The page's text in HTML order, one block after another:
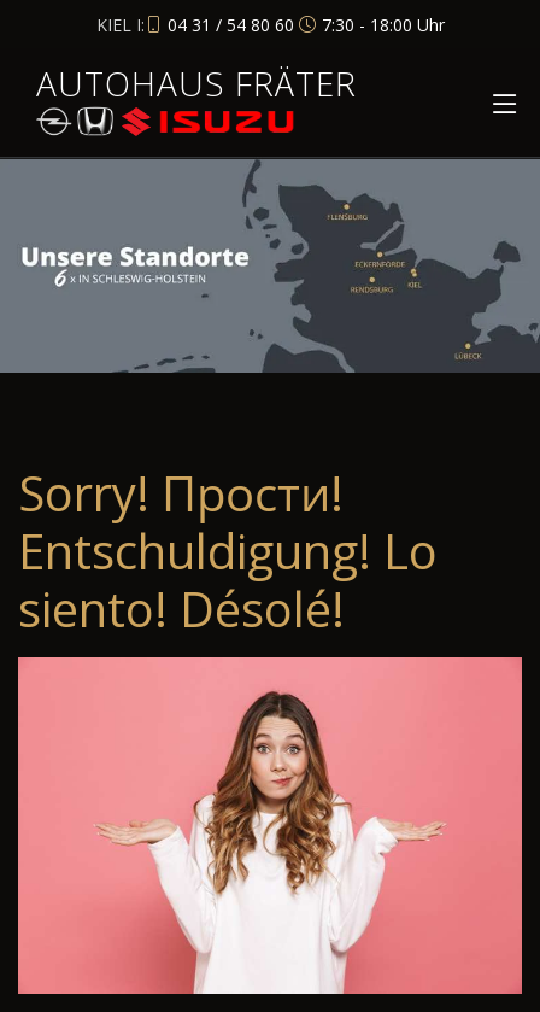
KIEL I: 04 31 / 54 80 60 7:30 - 18:00 Uhr
AUTOHAUS FRÄTER
Sorry! Прости!
Entschuldigung! Lo
siento! Désolé!